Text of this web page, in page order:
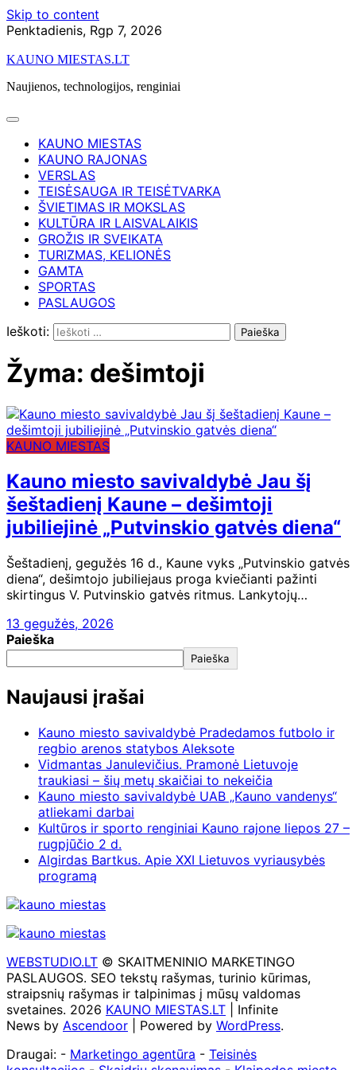
Skip to content
Penktadienis, Rgp 7, 2026
KAUNO MIESTAS.LT
Naujienos, technologijos, renginiai
KAUNO MIESTAS
KAUNO RAJONAS
VERSLAS
TEISĖSAUGA IR TEISĖTVARKA
ŠVIETIMAS IR MOKSLAS
KULTŪRA IR LAISVALAIKIS
GROŽIS IR SVEIKATA
TURIZMAS, KELIONĖS
GAMTA
SPORTAS
PASLAUGOS
Ieškoti:
Žyma: dešimtoji
KAUNO MIESTAS
Kauno miesto savivaldybė Jau šį
šeštadienį Kaune – dešimtoji
jubiliejinė „Putvinskio gatvės diena“
Šeštadienį, gegužės 16 d., Kaune vyks „Putvinskio gatvės
diena“, dešimtojo jubiliejaus proga kviečianti pažinti
skirtingus V. Putvinskio gatvės ritmus. Lankytojų…
13 gegužės, 2026
Paieška
Paieška
Naujausi įrašai
Kauno miesto savivaldybė Pradedamos futbolo ir
regbio arenos statybos Aleksote
Vidmantas Janulevičius. Pramonė Lietuvoje
traukiasi – šių metų skaičiai to nekeičia
Kauno miesto savivaldybė UAB „Kauno vandenys“
atliekami darbai
Kultūros ir sporto renginiai Kauno rajone liepos 27 –
rugpjūčio 2 d.
Algirdas Bartkus. Apie XXI Lietuvos vyriausybės
programą
WEBSTUDIO.LT © SKAITMENINIO MARKETINGO
PASLAUGOS. SEO tekstų rašymas, turinio kūrimas,
straipsnių rašymas ir talpinimas į mūsų valdomas
svetaines. 2026 KAUNO MIESTAS.LT | Infinite
News by Ascendoor | Powered by WordPress.
Draugai: - Marketingo agentūra - Teisinės